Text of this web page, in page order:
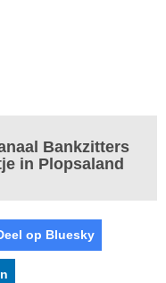
Bankzitters
in Plopsaland
op Bluesky